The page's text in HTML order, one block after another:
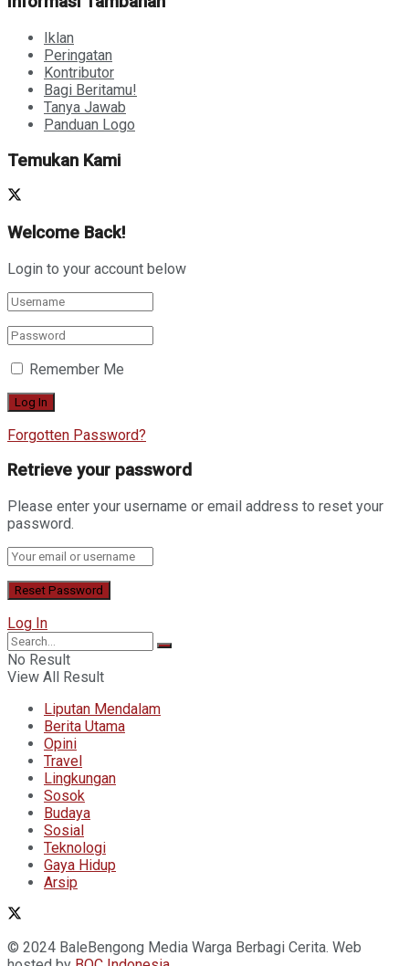
Iklan
Peringatan
Kontributor
Bagi Beritamu!
Tanya Jawab
Panduan Logo
Temukan Kami
Welcome Back!
Login to your account below
Remember Me
Forgotten Password?
Retrieve your password
Please enter your username or email address to reset your
password.
Log In
No Result
View All Result
Liputan Mendalam
Berita Utama
Opini
Travel
Lingkungan
Sosok
Budaya
Sosial
Teknologi
Gaya Hidup
Arsip
© 2024 BaleBengong Media Warga Berbagi Cerita. Web